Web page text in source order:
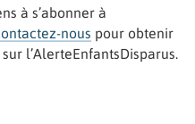
à s’abonner à
nous pour obtenir
l’AlerteEnfantsDisparus.